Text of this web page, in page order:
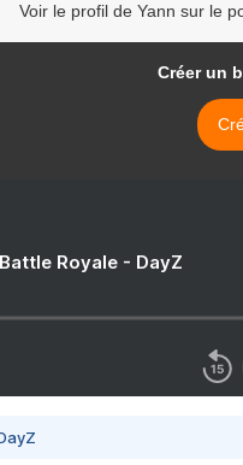
Voir le profil de Yann sur le
Créer un
Royale - DayZ